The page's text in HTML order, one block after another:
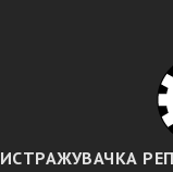
ИСТРАЖУВАЧКА